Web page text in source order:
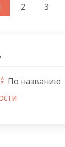
2 3
По названию